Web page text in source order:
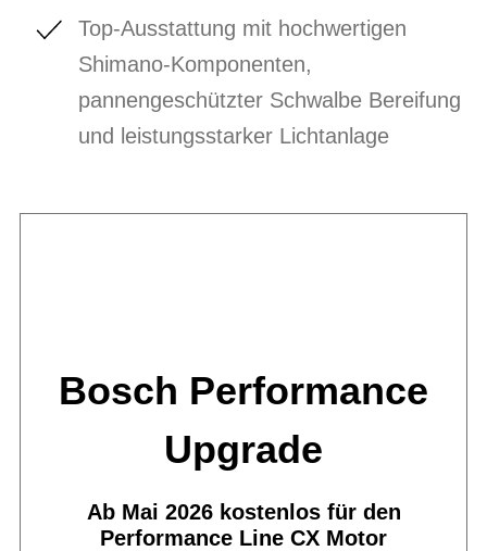
Top-Ausstattung mit hochwertigen
Shimano-Komponenten,
pannengeschützter Schwalbe Bereifung
und leistungsstarker Lichtanlage
Bosch Performance
Upgrade
Ab Mai 2026 kostenlos für den
Performance Line CX Motor